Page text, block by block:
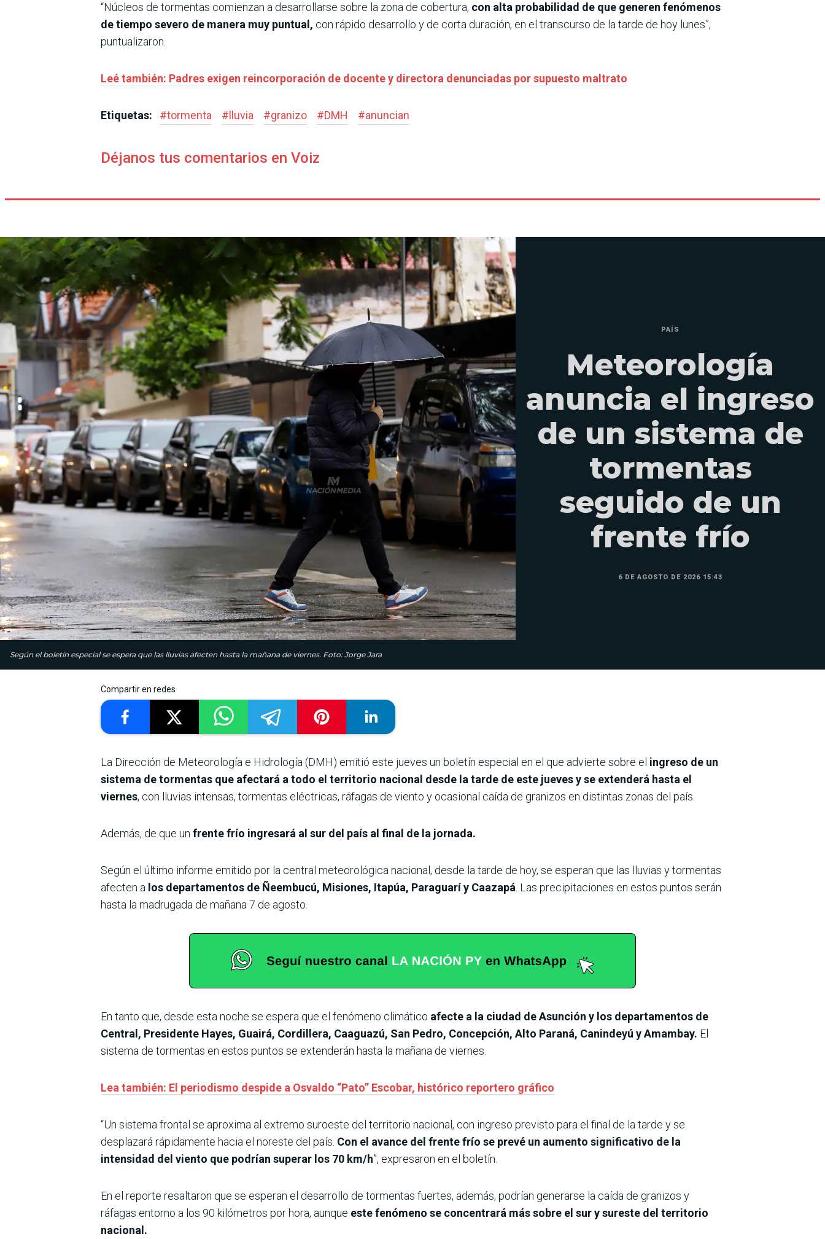
“Núcleos de tormentas comienzan a desarrollarse sobre la zona de cobertura, con alta probabilidad de que generen fenómenos
de tiempo severo de manera muy puntual, con rápido desarrollo y de corta duración, en el transcurso de la tarde de hoy lunes”,
puntualizaron.
Leé también: Padres exigen reincorporación de docente y directora denunciadas por supuesto maltrato
Etiquetas: #tormenta # lluvia #granizo #DMH #anuncian
Déjanos tus comentarios en Voiz
Según el boletín especial se espera que las lluvias afecten hasta la mañana de viernes. Foto: Jorge Jara
PAÍS
Meteorología
anuncia el ingreso
de un sistema de
tormentas
seguido de un
frente frío
6 DE AGOSTO DE 2026 15:43
Compartir en redes
La Dirección de Meteorología e Hidrología (DMH) emitió este jueves un boletín especial en el que advierte sobre el ingreso de un
sistema de tormentas que afectará a todo el territorio nacional desde la tarde de este jueves y se extenderá hasta el
viernes, con lluvias intensas, tormentas eléctricas, ráfagas de viento y ocasional caída de granizos en distintas zonas del país.
Además, de que un frente frío ingresará al sur del país al final de la jornada.
Según el último informe emitido por la central meteorológica nacional, desde la tarde de hoy, se esperan que las lluvias y tormentas
afecten a los departamentos de Ñeembucú, Misiones, Itapúa, Paraguarí y Caazapá . Las precipitaciones en estos puntos serán
hasta la madrugada de mañana 7 de agosto.
En tanto que, desde esta noche se espera que el fenómeno climático afecte a la ciudad de Asunción y los departamentos de
Central, Presidente Hayes, Guairá, Cordillera, Caaguazú, San Pedro, Concepción, Alto Paraná, Canindeyú y Amambay. El
sistema de tormentas en estos puntos se extenderán hasta la mañana de viernes.
Lea también: El periodismo despide a Osvaldo “Pato” Escobar, histórico reportero gráfico
“Un sistema frontal se aproxima al extremo suroeste del territorio nacional, con ingreso previsto para el final de la tarde y se
desplazará rápidamente hacia el noreste del país. Con el avance del frente frío se prevé un aumento significativo de la
intensidad del viento que podrían superar los 70 km/h”, expresaron en el boletín.
En el reporte resaltaron que se esperan el desarrollo de tormentas fuertes, además, podrían generarse la caída de granizos y
ráfagas entorno a los 90 kilómetros por hora, aunque este fenómeno se concentrará más sobre el sur y sureste del territorio
nacional.